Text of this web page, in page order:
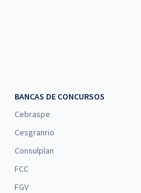
BANCAS DE CONCURSOS
Cebraspe
Cesgranrio
Consulplan
FCC
FGV